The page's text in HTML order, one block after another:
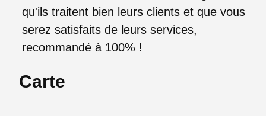
qu'ils traitent bien leurs clients et que vous
serez satisfaits de leurs services,
recommandé à 100% !
Carte